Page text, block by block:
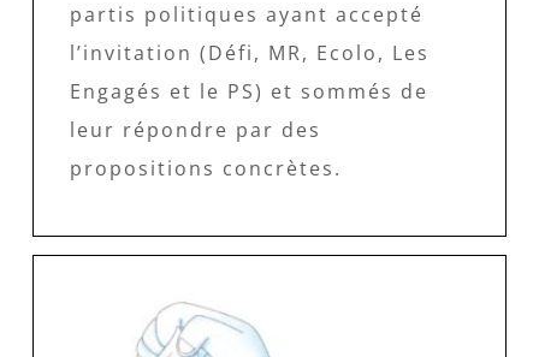
partis politiques ayant accepté
l’invitation (Défi, MR, Ecolo, Les
Engagés et le PS) et sommés de
leur répondre par des
propositions concrètes.